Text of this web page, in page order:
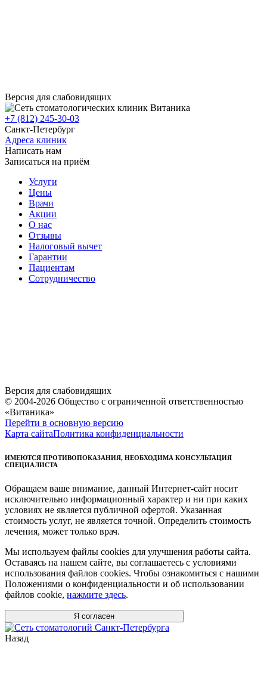
Версия для слабовидящих
+7 (812) 245-30-03
Санкт-Петербург
Адреса клиник
Написать нам
Записаться на приём
Услуги
Цены
Врачи
Акции
О нас
Отзывы
Налоговый вычет
Гарантии
Пациентам
Сотрудничество
Версия для слабовидящих
© 2004-2026 Общество с ограниченной ответственностью
«Витаника»
Перейти в основную версию
Карта сайтаПолитика конфиденциальности
ИМЕЮТСЯ ПРОТИВОПОКАЗАНИЯ, НЕОБХОДИМА КОНСУЛЬТАЦИЯ
СПЕЦИАЛИСТА
Обращаем ваше внимание, данный Интернет-сайт носит
исключительно информационный характер и ни при каких
условиях не является публичной офертой. Указанная
стоимость услуг, не является точной. Определить стоимость
лечения, может только врач.
Мы используем файлы cookies для улучшения работы сайта.
Оставаясь на нашем сайте, вы соглашаетесь с условиями
использования файлов cookies. Чтобы ознакомиться с нашими
Положениями о конфиденциальности и об использовании
файлов cookie, нажмите здесь.
Я согласен
Назад